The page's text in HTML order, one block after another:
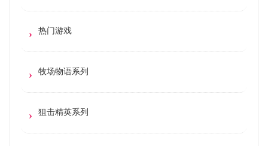
热门游戏
牧场物语系列
狙击精英系列